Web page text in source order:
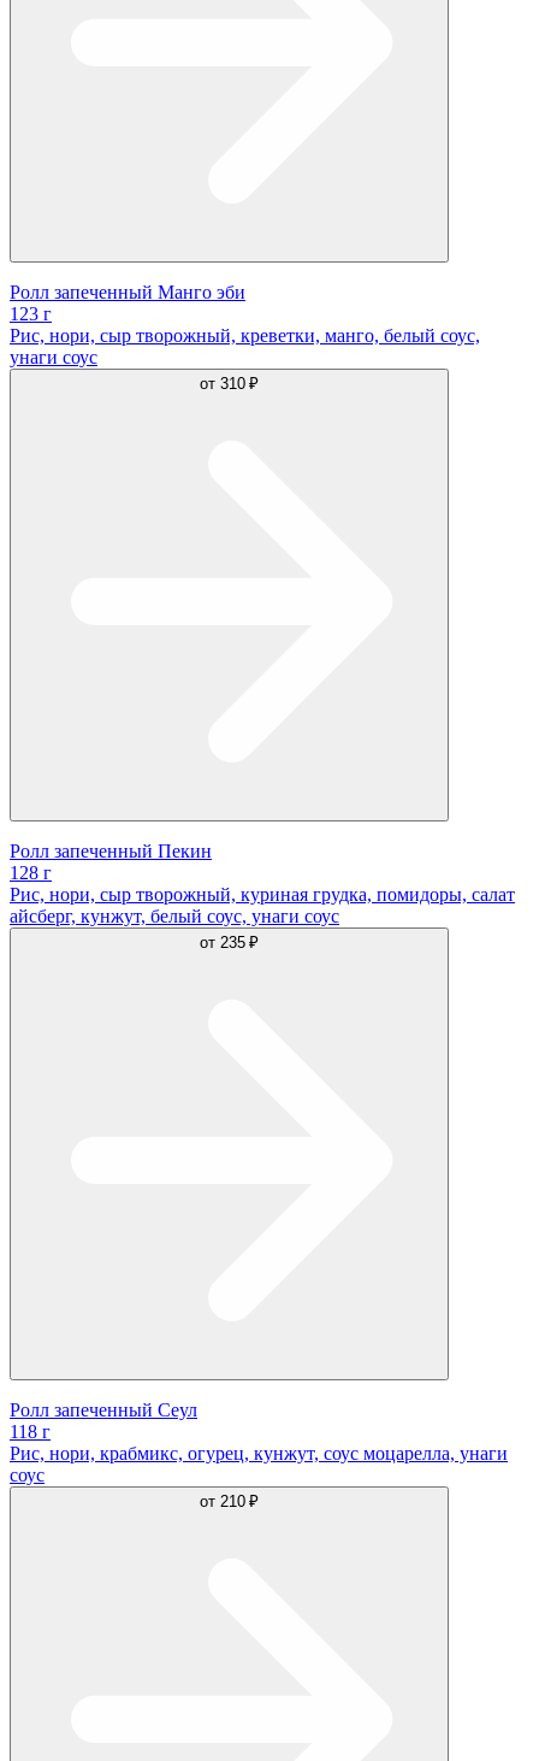
Ролл запеченный Манго эби
123 г
Рис, нори, сыр творожный, креветки, манго, белый соус,
унаги соус
от 310 ₽
Ролл запеченный Пекин
128 г
Рис, нори, сыр творожный, куриная грудка, помидоры, салат
айсберг, кунжут, белый соус, унаги соус
от 235 ₽
Ролл запеченный Сеул
118 г
Рис, нори, крабмикс, огурец, кунжут, соус моцарелла, унаги
соус
от 210 ₽